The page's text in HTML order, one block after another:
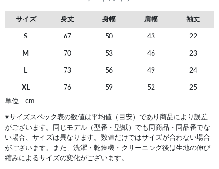
サイズ 身丈 身幅 肩幅 袖丈
S 67 50 43 22
M 70 53 46 23
L 73 56 49 24
XL 76 59 52
25
単位：cm
※サイズスペック表の数値は平均値（目安）であり商品により誤差
がございます。同じモデル（型番・型紙）でも同商品・同品番でな
い場合、サイズは異なります。数値だけではサイズが合わない場合
がございます。また、洗濯・乾燥機・クリーニング後は生地の伸び
縮みによるサイズの変化がございます。